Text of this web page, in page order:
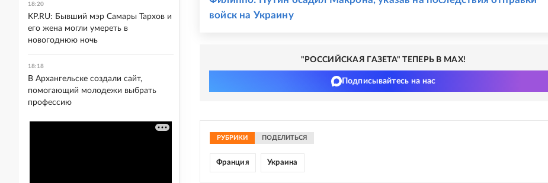
войск на Украину
"РОССИЙСКАЯ ГАЗЕТА" ТЕПЕРЬ В MAX!
Подписывайтесь на нас
РУБРИКИ ПОДЕЛИТЬСЯ
Франция Украина
18:20
KP.RU: Бывший мэр Самары Тархов и
его жена могли умереть в
новогоднюю ночь
18:18
В Архангельске создали сайт,
помогающий молодежи выбрать
профессию